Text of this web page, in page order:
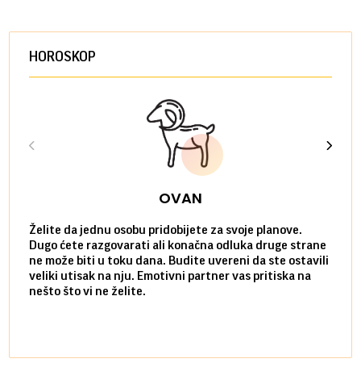
HOROSKOP
OVAN
Želite da jednu osobu pridobijete za svoje planove.
Dugo ćete razgovarati ali konačna odluka druge strane
ne može biti u toku dana. Budite uvereni da ste ostavili
veliki utisak na nju. Emotivni partner vas pritiska na
nešto što vi ne želite.